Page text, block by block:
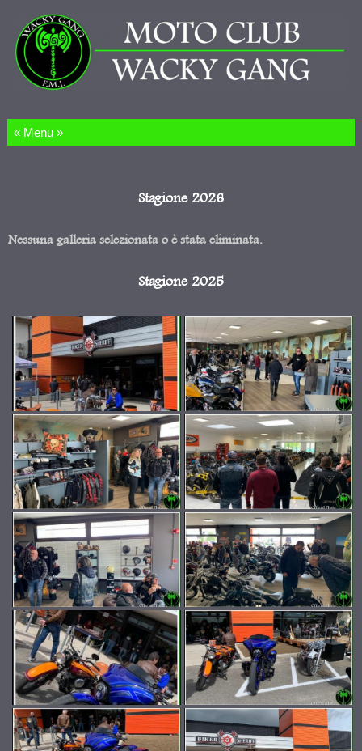
Salta al contenuto
Stagione 2026
Nessuna galleria selezionata o è stata eliminata.
Stagione 2025